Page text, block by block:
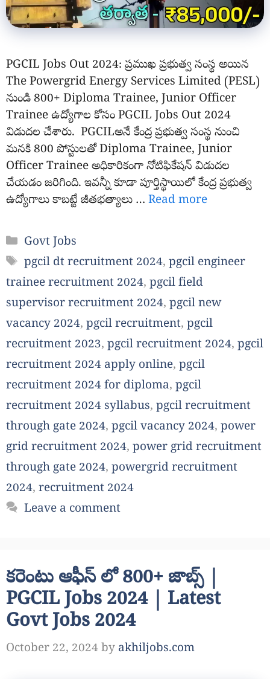
PGCIL Jobs Out 2024: ప్రముఖ ప్రభుత్వ సంస్థ అయిన
The Powergrid Energy Services Limited (PESL)
నుండి 800+ Diploma Trainee, Junior Officer
Trainee ఉద్యోగాల కోసం PGCIL Jobs Out 2024
విడుదల చేశారు. PGCILఅనే కేంద్ర ప్రభుత్వ సంస్థ నుంచి
మనకి 800 పోస్టులతో Diploma Trainee, Junior
Officer Trainee అధికారికంగా నోటిఫికేషన్ విడుదల
చేయడం జరిగింది. ఇవన్నీ కూడా పూర్తిస్థాయిలో కేంద్ర ప్రభుత్వ
ఉద్యోగాలు కాబట్టే జీతభత్యాలు … Read more
Categories
Govt Jobs
Tags
pgcil dt recruitment 2024,pgcil engineer
trainee recruitment 2024, pgcil field
supervisor recruitment 2024, pgcil new
vacancy 2024, pgcil recruitment, pgcil
recruitment 2023, pgcil recruitment 2024, pgcil
recruitment 2024 apply online, pgcil
recruitment 2024 for diploma, pgcil
recruitment 2024 syllabus, pgcil recruitment
through gate 2024, pgcil vacancy 2024, power
grid recruitment 2024, power grid recruitment
through gate 2024, powergrid recruitment
2024, recruitment 2024
Leave a comment
కరెంటు ఆఫీస్ లో 800+ జాబ్స్ |
PGCIL Jobs 2024 | Latest
Govt Jobs 2024
October 22, 2024by akhiljobs.com